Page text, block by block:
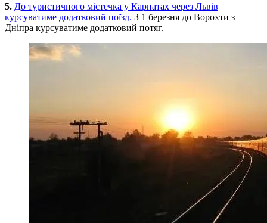
5. До туристичного містечка у Карпатах через Львів
курсуватиме додатковий поїзд. З 1 березня до Ворохти з
Дніпра курсуватиме додатковий потяг.